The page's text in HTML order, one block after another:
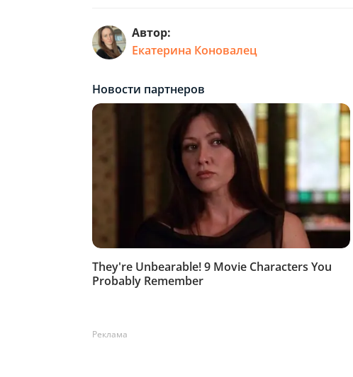
Автор:
Екатерина Коновалец
Реклама